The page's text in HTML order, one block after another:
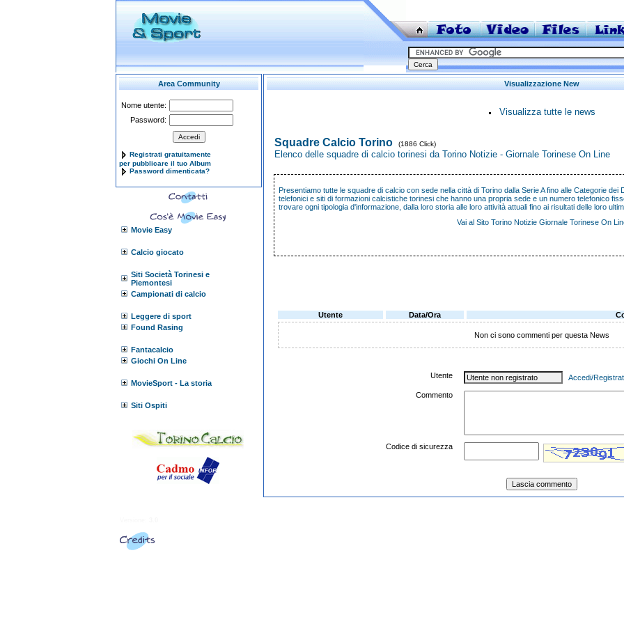
Area Community
Nome utente:
Password:
Registrati gratuitamente
per pubblicare il tuo Album
Password dimenticata?
Movie Easy
Calcio giocato
Siti Società Torinesi e
Piemontesi
Campionati di calcio
Leggere di sport
Found Rasing
Fantacalcio
Giochi On Line
MovieSport - La storia
Siti Ospiti
Visualizzazione New
Visualizza tutte le news
Squadre Calcio Torino (1886 Click)
Elenco delle squadre di calcio torinesi da Torino Notizie - Giornale Torinese On Line
Presentiamo tutte le squadre di calcio con sede nella città di Torino dalla Serie A fino alle Categorie
telefonici e siti di formazioni calcistiche torinesi che hanno una propria sede e un numero telefonico
trovare ogni tipologia d'informazione, dalla loro storia alle loro attività attuali fino ai risultati
Vai al Sito Torino Notizie Giornale Torinese On
Utente Data/Ora
Non ci sono commenti per questa News
Utente Accedi/
Commento
Codice di sicurezza